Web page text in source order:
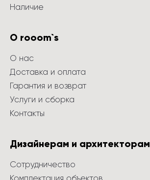
Наличие
О rooom`s
О нас
Доставка и оплата
Гарантия и возврат
Услуги и сборка
Контакты
Дизайнерам и архитекторам
Сотрудничество
Комплектация объектов